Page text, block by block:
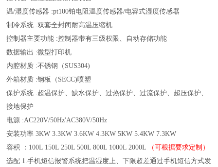
温/湿度传感器 :pt100铂电阻温度传感器/电容式湿度传感器
制冷系统 :双套全封闭耐高温压缩机
控制器主要功能 :控制器带有三级权限、自动存储功能
数据输出 :微型打印机
内腔材质 :不锈钢（SUS304)
外箱材质 :钢板（SECC)喷塑
保护系统 :超温保护、缺水保护、过热保护、过流保护、超压保护、
接地保护
电源 :AC220V/50Hz'AC380V/50Hz
安装功率 3KW 3.3KW 3.6KW 4.3KW 5KW 5.4KW 7.3KW
容积 ：100L 150L 250L 500L 800L 1000L 2000L
（可根据要求定制）
选配 1.手机短信报警系统把温湿度上、下限超差通过手机短信方式发